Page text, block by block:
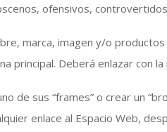
ofensivos,
marca, imagen y/o productos
principal. Deberá enlazar con
sus “frames” o crear un
enlace al Espacio Web,